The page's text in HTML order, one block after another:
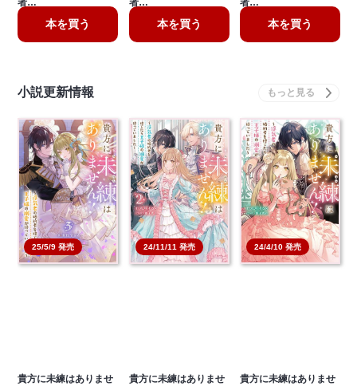
本を買う 本を買う 本を買う
小説更新情報
25/5/9 発売
貴方に未練はありませ
24/11/11 発売
貴方に未練はありませ
24/4/10 発売
貴方に未練はありませ